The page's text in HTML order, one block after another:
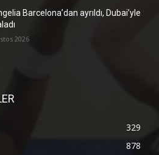
Barcelona’dan ayrıldı, Dubai’yle
2026
329
878